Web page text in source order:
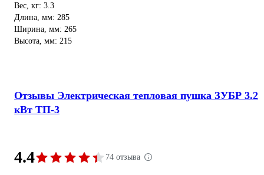
Вес, кг: 3.3
Длина, мм: 285
Ширина, мм: 265
Высота, мм: 215
Отзывы Электрическая тепловая пушка ЗУБР 3.2
кВт ТП-3
4.4 74 отзыва